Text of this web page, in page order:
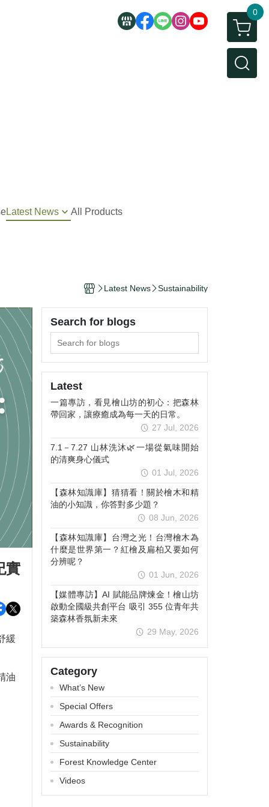
0
Latest News
Center
All Products
Latest News Sustainability
實
緩
油
Search for blogs
Latest
一篇專訪，看見檜山坊的初心：把森林
帶回家，讓療癒成為每一天的日常。
27 Jul, 2026
7.1－7.27 山林洗沐🌿一場從氣味開始
的清爽身心儀式
01 Jul, 2026
【森林知識庫】猜猜看！關於檜木和精
油的小知識，你答對多少題？
08 Jun, 2026
【森林知識庫】台灣之光！台灣檜木為
什麼是世界第一？紅檜及扁柏又要如何
分辨呢？
01 Jun, 2026
【媒體專訪】AI 賦能品牌煉金！檜山坊
啟動全國級共創平台 吸引 355 位青年共
築森林香氛新未來
29 May, 2026
Category
What’s New
Special Offers
Awards & Recognition
Sustainability
Forest Knowledge Center
Videos